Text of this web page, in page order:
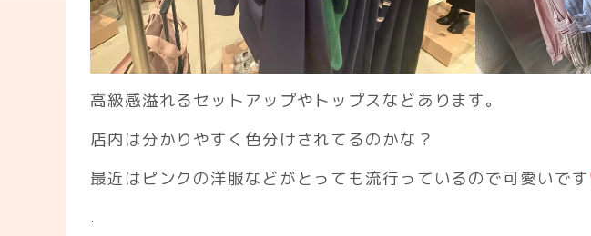
高級感溢れるセットアップやトップスなどあります。
店内は分かりやすく色分けされてるのかな？
最近はピンクの洋服などがとっても流行っているので可愛いです
.